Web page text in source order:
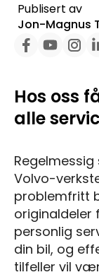
Publisert av
Jon-Magnus
Hos oss
alle
Volvo-
problemfritt
originaldeler
personlig
din bil, og
tilfeller vil